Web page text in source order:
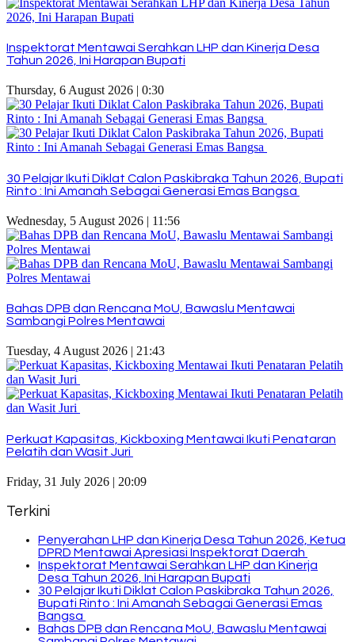
Inspektorat Mentawai Serahkan LHP dan Kinerja Desa
Tahun 2026, Ini Harapan Bupati
Thursday, 6 August 2026 | 0:30
30 Pelajar Ikuti Diklat Calon Paskibraka Tahun 2026, Bupati
Rinto : Ini Amanah Sebagai Generasi Emas Bangsa
Wednesday, 5 August 2026 | 11:56
Bahas DPB dan Rencana MoU, Bawaslu Mentawai
Sambangi Polres Mentawai
Tuesday, 4 August 2026 | 21:43
Perkuat Kapasitas, Kickboxing Mentawai Ikuti Penataran
Pelatih dan Wasit Juri
Friday, 31 July 2026 | 20:09
Terkini
Penyerahan LHP dan Kinerja Desa Tahun 2026, Ketua
DPRD Mentawai Apresiasi Inspektorat Daerah
Inspektorat Mentawai Serahkan LHP dan Kinerja
Desa Tahun 2026, Ini Harapan Bupati
30 Pelajar Ikuti Diklat Calon Paskibraka Tahun 2026,
Bupati Rinto : Ini Amanah Sebagai Generasi Emas
Bangsa
Bahas DPB dan Rencana MoU, Bawaslu Mentawai